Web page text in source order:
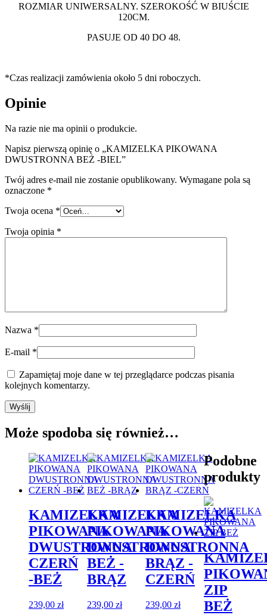
ROZMIAR UNIWERSALNY. SZEROKOŚĆ W BIUŚCIE
120CM.
PASUJE OD 40 DO 48.
*Czas realizacji zamówienia około 5 dni roboczych.
Opinie
Na razie nie ma opinii o produkcie.
Napisz pierwszą opinię o „KAMIZELKA PIKOWANA
DWUSTRONNA BEŻ -BIEL”
Twój adres e-mail nie zostanie opublikowany. Wymagane pola są
oznaczone *
Twoja ocena *
Twoja opinia *
Nazwa *
E-mail *
Zapamiętaj moje dane w tej przeglądarce podczas pisania
kolejnych komentarzy.
Może spodoba się również…
KAMIZELKA
PIKOWANA
DWUSTRONNA
CZERŃ
-BEŻ
239,00 zł
KAMIZELKA
PIKOWANA
DWUSTRONNA
BEŻ -
BRĄZ
239,00 zł
KAMIZELKA
PIKOWANA
DWUSTRONNA
BRĄZ -
CZERŃ
239,00 zł
Podobne
produkty
ZIP
BEŻ